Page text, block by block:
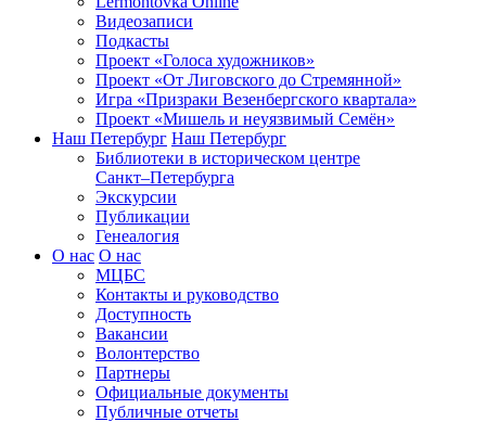
Видеозаписи
Подкасты
Проект «Голоса художников»
Проект «От Лиговского до Стремянной»
Игра «Призраки Везенбергского квартала»
Проект «Мишель и неуязвимый Семён»
Наш Петербург Наш Петербург
Библиотеки в историческом центре
Санкт–Петербурга
Экскурсии
Публикации
Генеалогия
О нас О нас
МЦБС
Контакты и руководство
Доступность
Вакансии
Волонтерство
Партнеры
Официальные документы
Публичные отчеты